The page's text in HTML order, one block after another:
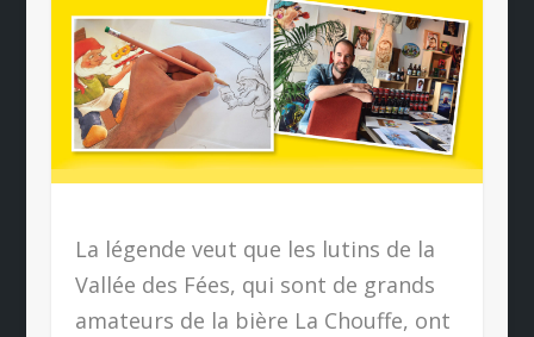
La légende veut que les lutins de la
Vallée des Fées, qui sont de grands
amateurs de la bière La Chouffe, ont